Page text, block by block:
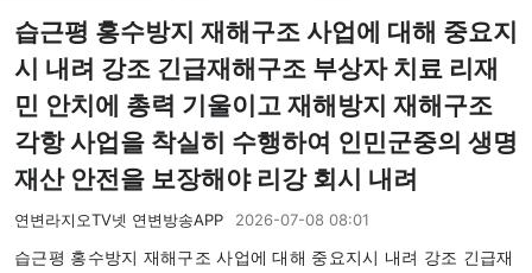
TV 라지오
프로그램
TV 라지오
습근평 홍수방지 재해구조 사업에 대해 중요지
시 내려 강조 긴급재해구조 부상자 치료 리재
민 안치에 총력 기울이고 재해방지 재해구조
각항 사업을 착실히 수행하여 인민군중의 생명
재산 안전을 보장해야 리강 회시 내려
연변라지오TV넷 연변방송APP 2026-07-08 08:01
습근평 홍수방지 재해구조 사업에 대해 중요지시 내려 강조 긴급재